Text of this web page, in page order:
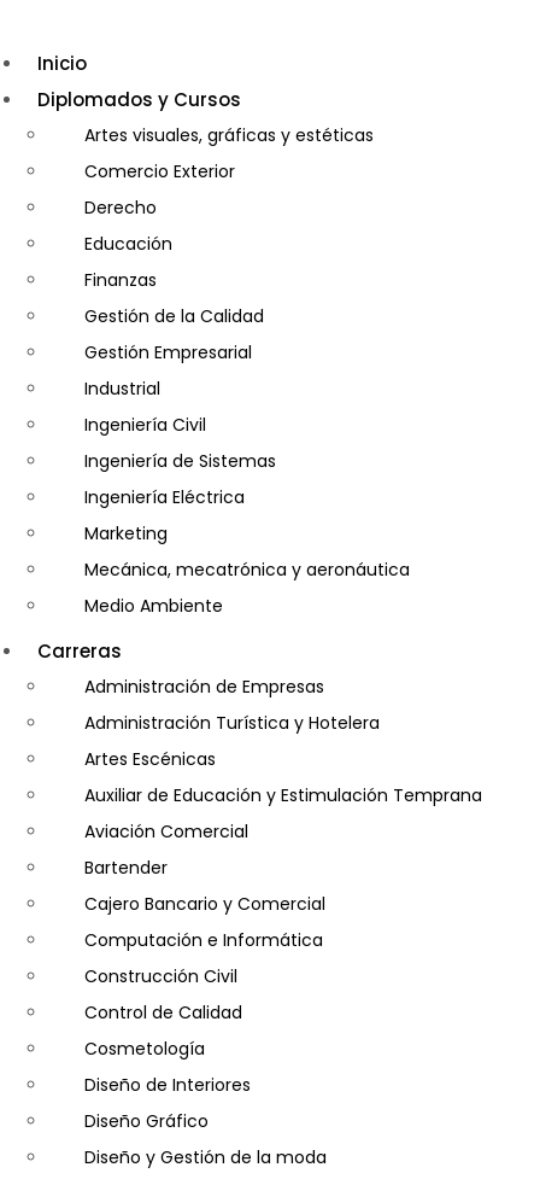
Inicio
Diplomados y Cursos
Artes visuales, gráficas y estéticas
Comercio Exterior
Derecho
Educación
Finanzas
Gestión de la Calidad
Gestión Empresarial
Industrial
Ingeniería Civil
Ingeniería de Sistemas
Ingeniería Eléctrica
Marketing
Mecánica, mecatrónica y aeronáutica
Medio Ambiente
Minería e Hidrocarburos
Salud y Psicología
Seguridad
Carreras
Administración de Empresas
Administración Turística y Hotelera
Artes Escénicas
Auxiliar de Educación y Estimulación Temprana
Aviación Comercial
Bartender
Cajero Bancario y Comercial
Computación e Informática
Construcción Civil
Control de Calidad
Cosmetología
Diseño de Interiores
Diseño Gráfico
Diseño y Gestión de la moda